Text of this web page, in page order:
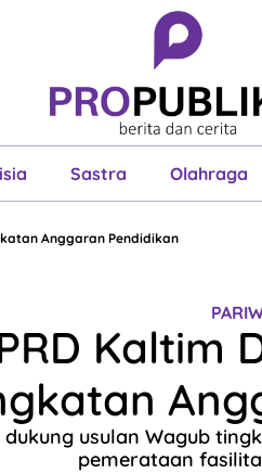
Sastra Olahraga
Berita Cerita Esai
Pariwara
Anggaran Pendidikan
Kaltim
dukung usulan Wagub
pemerataan